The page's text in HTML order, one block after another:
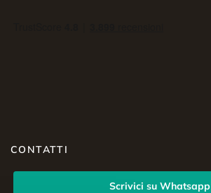
CONTATTI
Scrivici su Whatsapp